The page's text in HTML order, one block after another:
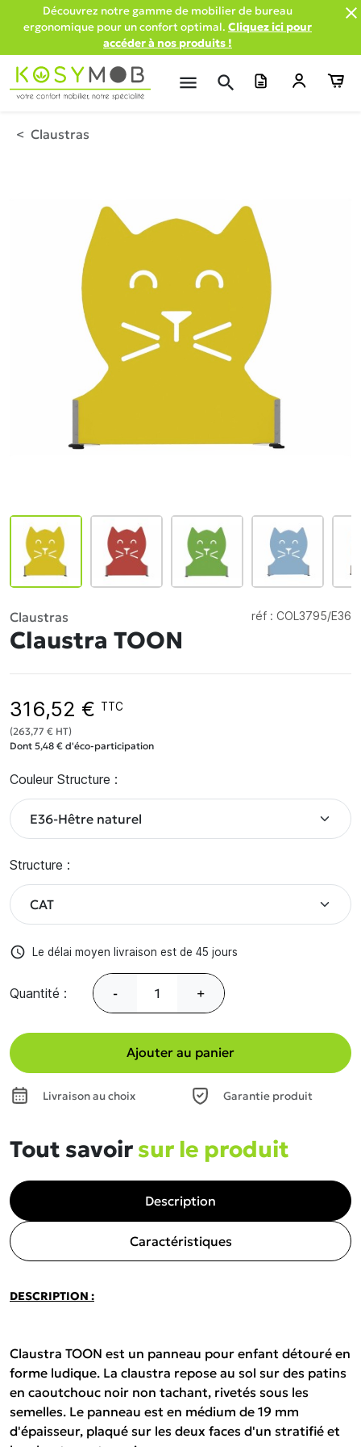
Découvrez notre gamme de mobilier de bureau
ergonomique pour un confort optimal. Cliquez ici pour
accéder à nos produits !

menu search
Claustras
Claustras réf : COL3795/E36
Claustra TOON
316,52 € TTC
(263,77 € HT)
Dont 5,48 € d'éco-participation
Couleur Structure :
Structure :
access_time Le délai moyen livraison est de 45 jours
Quantité : - +
Ajouter au panier
Livraison au choix Garantie produit
Tout savoir sur le produit
Description
Caractéristiques
DESCRIPTION :
Claustra TOON est un panneau pour enfant détouré en
forme ludique. La claustra repose au sol sur des patins
en caoutchouc noir non tachant, rivetés sous les
semelles. Le panneau est en médium de 19 mm
d'épaisseur, plaqué sur les deux faces d'un stratifié et